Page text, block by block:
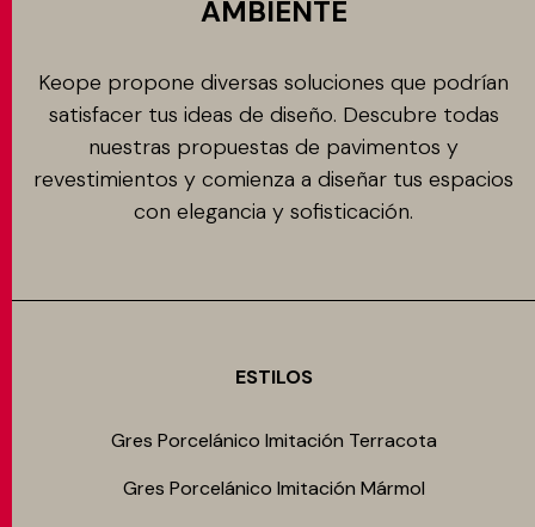
AMBIENTE
Keope propone diversas soluciones que podrían
satisfacer tus ideas de diseño. Descubre todas
nuestras propuestas de pavimentos y
revestimientos y comienza a diseñar tus espacios
con elegancia y sofisticación.
ESTILOS
Gres Porcelánico Imitación Terracota
Gres Porcelánico Imitación Mármol